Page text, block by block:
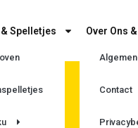
Spelletjes Over Ons
Contact